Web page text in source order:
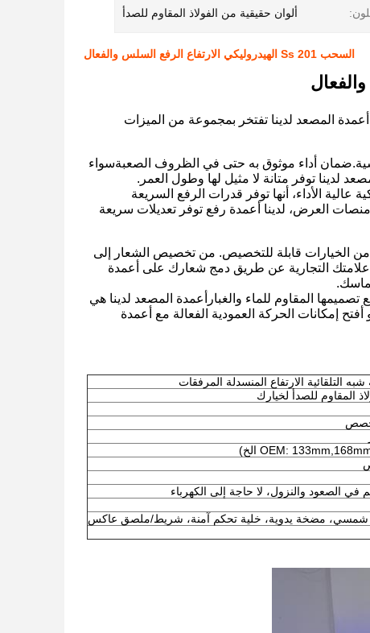
ألوان حقيقية من الفولاذ المقاوم للصدأ
السحب Ss 201 الهيدروليكي الارتفاع الرفع السلس والفعال
المصعد لدينا تفتخر بمجموعة من الميزات
أداء موثوق به حتى في الظروف الصعبةسواء
لدينا توفر متانة لا مثيل لها وطول العمر.
الأداء، أنها توفر قدرات الرفع السريعة
العرض، لدينا أعمدة رفع توفر تعديلات سريعة
الخيارات قابلة للتخصيص. من تخصيص الشعار إلى
علامتك التجارية عن طريق دمج شعارك على أعمدة
المقاوم للماء والغبارأعمدة المصعد لدينا هي
إمكانات الحركة العمودية الفعالة مع أعمدة
شبه التلقائية الارتفاع المنسدلة المرفقات
في الصعود والنزول، لا حاجة إلى الكهرباء
شمسي، مضخة يدوية، خلية تحكم آمنة، شريط/ملصق عاكس